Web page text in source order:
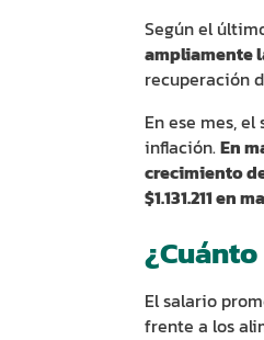
Según el
ampliamente
recuperación
En ese mes,
inflación.En
crecimiento
$1.131.211 en
El salario
frente a los